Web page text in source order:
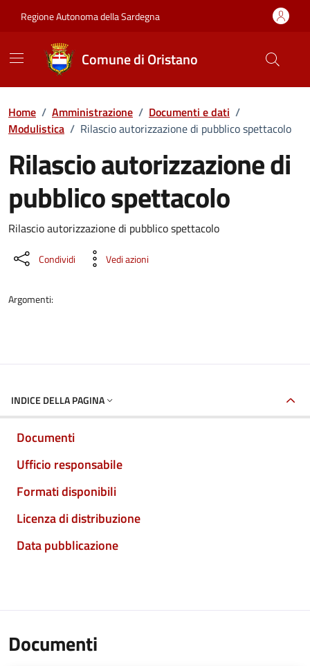
Regione Autonoma della Sardegna
Comune di Oristano
Home / Amministrazione / Documenti e dati /
Modulistica / Rilascio autorizzazione di pubblico spettacolo
Rilascio autorizzazione di
pubblico spettacolo
Dettaglio del documento
Rilascio autorizzazione di pubblico spettacolo
Condividi Vedi azioni
Argomenti:
INDICE DELLA PAGINA
Documenti
Ufficio responsabile
Formati disponibili
Licenza di distribuzione
Data pubblicazione
Documenti